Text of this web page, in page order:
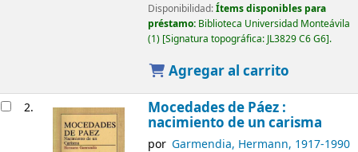
Disponibilidad:Ítems disponibles para
préstamo: Biblioteca Universidad Monteávila
(1) Signatura topográfica: JL3829 C6 G6 .
Agregar al carrito
2. Mocedades de Páez :
nacimiento de un carisma
por Garmendia, Hermann, 1917-1990